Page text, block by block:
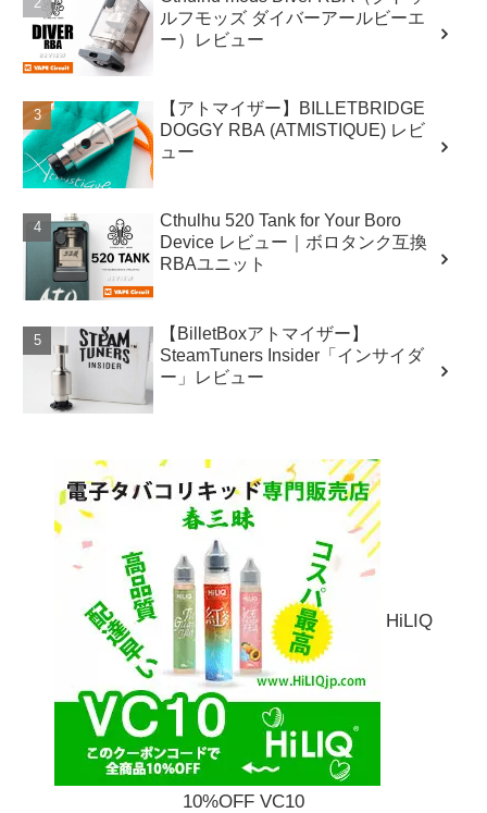
ルフモッズ ダイバーアールビーエ
ー）レビュー
【アトマイザー】BILLETBRIDGE
DOGGY RBA (ATMISTIQUE) レビ
ュー
Cthulhu 520 Tank for Your Boro
Device レビュー｜ボロタンク互換
RBAユニット
【BilletBoxアトマイザー】
SteamTuners Insider「インサイダ
ー」レビュー
HiLIQ
10%OFF VC10